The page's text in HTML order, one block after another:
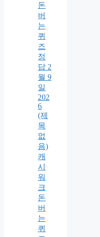
돈
버
는
퀴
즈
정
답 2
월 9
일
202
6
(제
목
없
음)
캐
시
워
크
돈
버
는
퀴